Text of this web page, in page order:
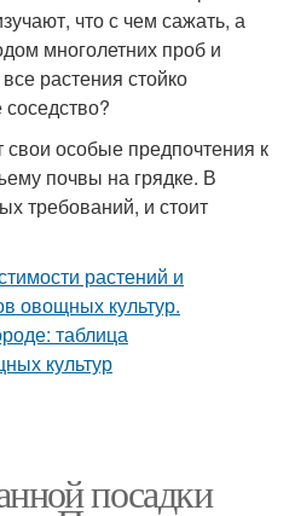
что с чем сажать, а
многолетних проб и
растения стойко
особые предпочтения к
почвы на грядке. В
требований, и стоит
посадки